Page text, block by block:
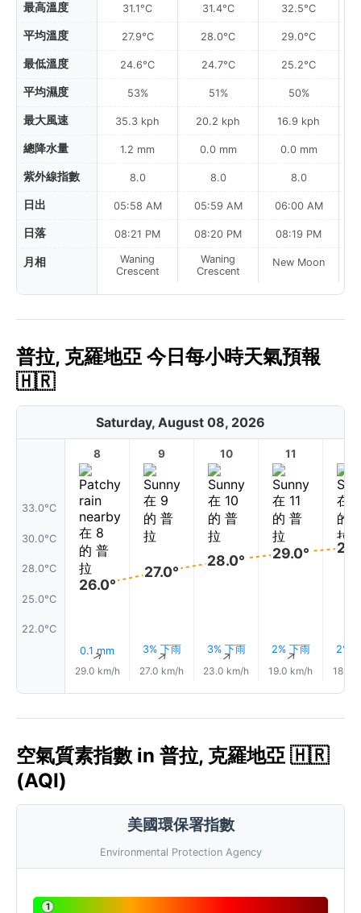
最高溫度
平均溫度
最低溫度
平均濕度
最大風速
總降水量
紫外線指數
日出
日落
月相
31.1°C
27.9°C
24.6°C
53%
35.3 kph
1.2 mm
8.0
05:58 AM
08:21 PM
Waning
Crescent
31.4°C
28.0°C
24.7°C
51%
20.2 kph
0.0 mm
8.0
05:59 AM
08:20 PM
Waning
Crescent
32.5°C
29.0°C
25.2°C
50%
16.9 kph
0.0 mm
8.0
06:00 AM
08:19 PM
New Moon
普拉, 克羅地亞 今日每小時天氣預報
🇭🇷
Saturday, August 08, 2026
33.0°C
30.0°C
28.0°C
25.0°C
22.0°C
8
26.0°
0.1 mm
↑
29.0 km/h
9
27.0°
3% 下雨
↑
27.0 km/h
10
28.0°
3% 下雨
↑
23.0 km/h
11
29.0°
2% 下雨
↑
19.0 km/h
2%
18.0
空氣質素指數 in 普拉, 克羅地亞 🇭🇷
(AQI)
美國環保署指數
Environmental Protection Agency
1